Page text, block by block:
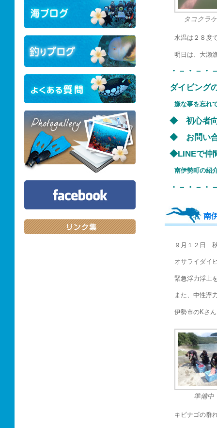
タコクラ
水温は２８度
明日は、大瀬
・－・－・
ダイビング
嫌な事を忘れ
◆ 初心
◆ お問い
◆LINEで
南伊勢町
・－・－・
南
９月１２日
オサライダイ
緊急浮力浮上
また、中性浮
伊勢市のKさ
準備中
キビナゴの群